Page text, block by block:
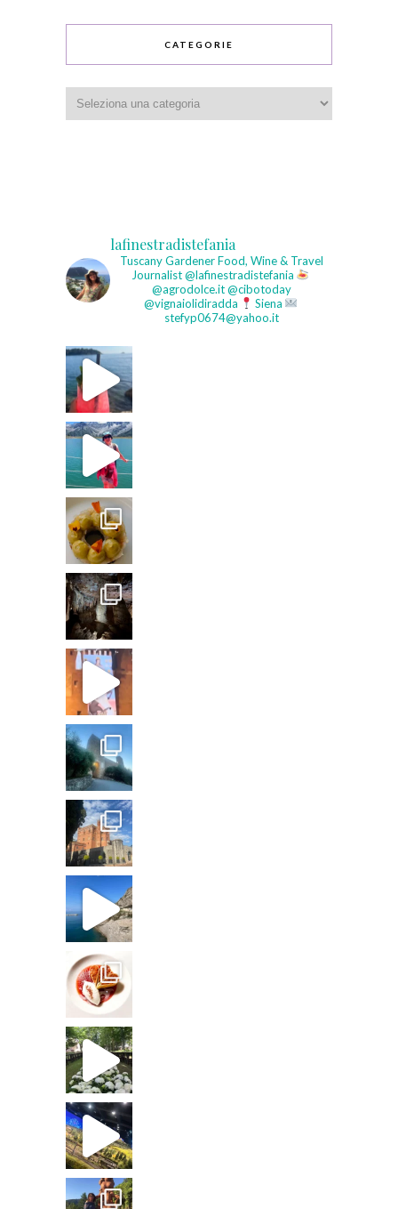
CATEGORIE
lafinestradistefania
Tuscany GardenerFood, Wine & Travel
Journalist@lafinestradistefania
@agrodolce.it @cibotoday
@vignaiolidiradda
Siena
stefyp0674@yahoo.it